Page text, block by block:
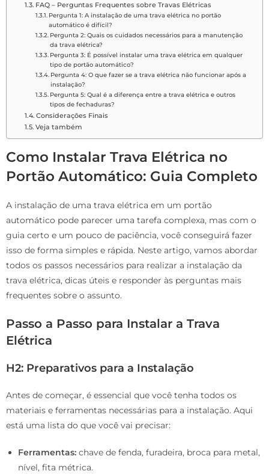
FAQ – Perguntas Frequentes sobre Travas Elétricas
Pergunta 1: A instalação de uma trava elétrica no portão
automático é difícil?
Pergunta 2: Quais os cuidados necessários para a manutenção
da trava elétrica?
Pergunta 3: É possível instalar uma trava elétrica em qualquer
tipo de portão automático?
Pergunta 4: O que fazer se a trava elétrica não funcionar após a
instalação?
Pergunta 5: Qual é a diferença entre a trava elétrica e outros
tipos de fechaduras?
Considerações Finais
Veja também
Como Instalar Trava Elétrica no
Portão Automático: Guia Completo
A instalação de uma trava elétrica em um portão
automático pode parecer uma tarefa complexa, mas com o
guia certo e um pouco de paciência, você conseguirá fazer
isso de forma simples e rápida. Neste artigo, vamos abordar
todos os passos necessários para realizar a instalação da
trava elétrica, dicas úteis e responder às perguntas mais
frequentes sobre o assunto.
Passo a Passo para Instalar a Trava
Elétrica
H2: Preparativos para a Instalação
Antes de começar, é essencial que você tenha todos os
materiais e ferramentas necessárias para a instalação. Aqui
está uma lista do que você vai precisar:
Ferramentas: chave de fenda, furadeira, broca para metal,
nível, fita métrica.